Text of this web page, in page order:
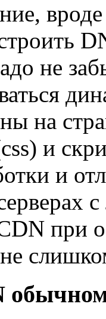
не
на
и
и
при